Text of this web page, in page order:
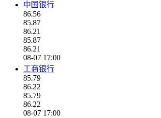
中国银行
86.56
85.87
86.21
85.87
86.21
08-07 17:00
工商银行
85.79
86.22
85.79
86.22
08-07 17:00